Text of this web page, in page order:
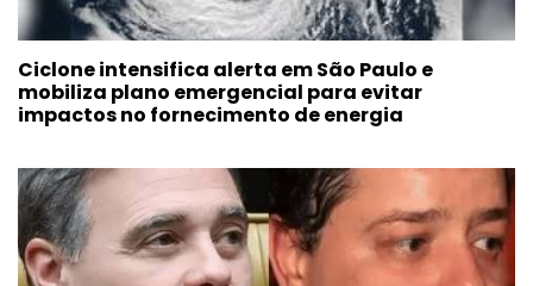
Ciclone intensifica alerta em São Paulo e
mobiliza plano emergencial para evitar
impactos no fornecimento de energia